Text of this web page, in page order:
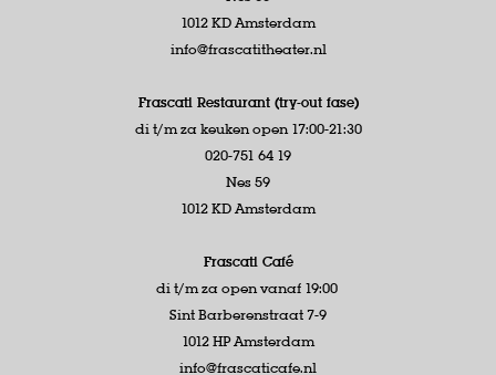
1012 KD Amsterdam
info@frascatitheater.nl
Frascati Restaurant (try-out fase)
di t/m za keuken open 17:00-21:30
020-751 64 19
Nes 59
1012 KD Amsterdam
Frascati Café
di t/m za open vanaf 19:00
Sint Barberenstraat 7-9
1012 HP Amsterdam
info@frascaticafe.nl